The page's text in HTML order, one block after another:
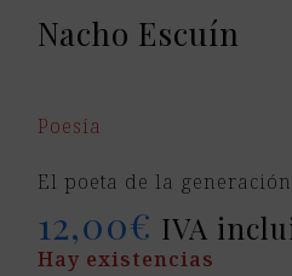
Nacho Escuín
Poesía
El poeta de la
12,00€ IVA
Hay existencias